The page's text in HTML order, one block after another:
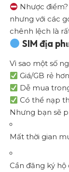
Nhược điểm?
nhưng với các
chênh lệch là
SIM địa
Vì sao một số
Giá/GB rẻ
Dễ mua
Có thể nạp
Nhưng bạn sẽ
Mất thời gian
Cần đăng ký hộ